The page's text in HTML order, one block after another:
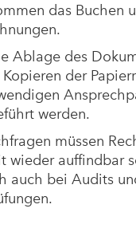
das Buchen
Ablage des
der
werden.
müssen
wieder auffindbar
auch bei Audits